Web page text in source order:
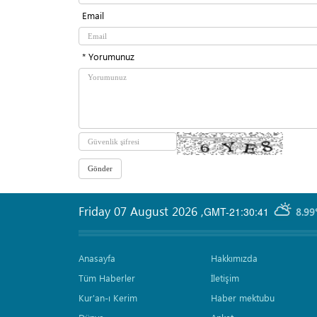
Email
* Yorumunuz
GMT-21:30:41
Friday 07 August 2026 ,
Anasayfa
Tüm Haberler
Kur'an-ı Kerim
Hakkımızda
İletişim
Haber mektubu